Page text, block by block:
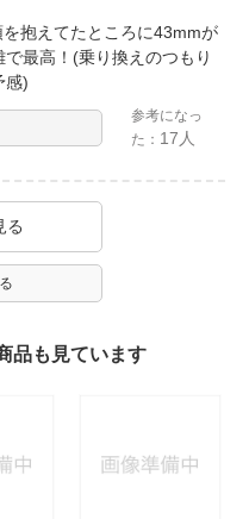
抱えてたところに43mmが
最高！(乗り換えのつもり
感)
参考になっ
た： 17人
る
品も見ています